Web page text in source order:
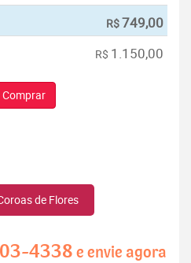
R$749,00
R$ 1.150,00
Comprar
de Flores
4338 e envie agora